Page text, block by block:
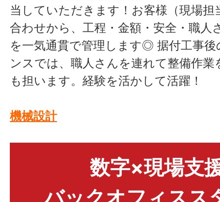
当していただきます！お客様（現場担
合わせから、工程・金額・安全・職人
を一気通貫で管理します◎ 据付工事
ンスでは、職人さんを連れて整備作業
も担います。経験を活かして活躍！
機械設計
数字×現場支
バックオフィスス